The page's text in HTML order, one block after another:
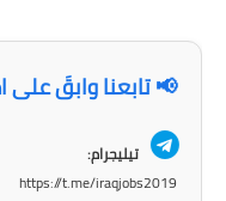
📢 تابعنا وابقَ على
تيليجرام:
https://t.me/iraqjobs2019